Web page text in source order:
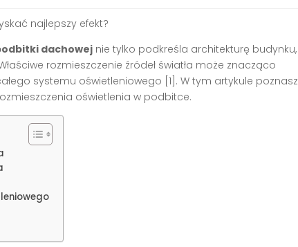
najlepszy efekt?
dachowej nie tylko podkreśla architekturę budynku,
rozmieszczenie źródeł światła może znacząco
systemu oświetleniowego [1]. W tym artykule poznasz
oświetlenia w podbitce.